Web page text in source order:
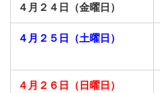
４月２４日（金曜日）
４月２５日（土曜日）
４月２６日（日曜日）